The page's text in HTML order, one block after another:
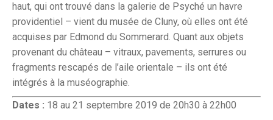
haut, qui ont trouvé dans la galerie de Psyché un havre
providentiel – vient du musée de Cluny, où elles ont été
acquises par Edmond du Sommerard. Quant aux objets
provenant du château – vitraux, pavements, serrures ou
fragments rescapés de l’aile orientale – ils ont été
intégrés à la muséographie.
Dates : 18 au 21 septembre 2019 de 20h30 à 22h00